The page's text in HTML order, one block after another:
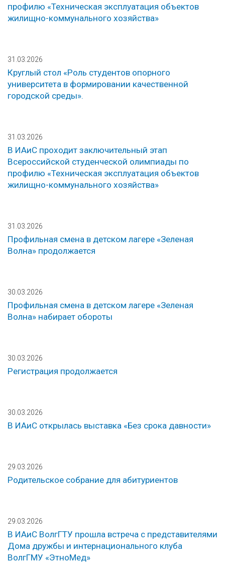
профилю «Техническая эксплуатация объектов
жилищно-коммунального хозяйства»
31.03.2026
Круглый стол «Роль студентов опорного
университета в формировании качественной
городской среды».
31.03.2026
В ИАиС проходит заключительный этап
Всероссийской студенческой олимпиады по
профилю «Техническая эксплуатация объектов
жилищно-коммунального хозяйства»
31.03.2026
Профильная смена в детском лагере «Зеленая
Волна» продолжается
30.03.2026
Профильная смена в детском лагере «Зеленая
Волна» набирает обороты
30.03.2026
Регистрация продолжается
30.03.2026
В ИАиС открылась выставка «Без срока давности»
29.03.2026
Родительское собрание для абитуриентов
29.03.2026
В ИАиС ВолгГТУ прошла встреча с представителями
Дома дружбы и интернационального клуба
ВолгГМУ «ЭтноМед»